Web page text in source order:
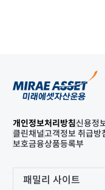
개인정보처리방침신용정
클린채널고객정보 취급방
보호금융상품등록부
패밀리 사이트